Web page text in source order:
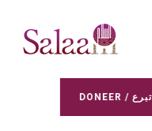
DONEER / تبرع